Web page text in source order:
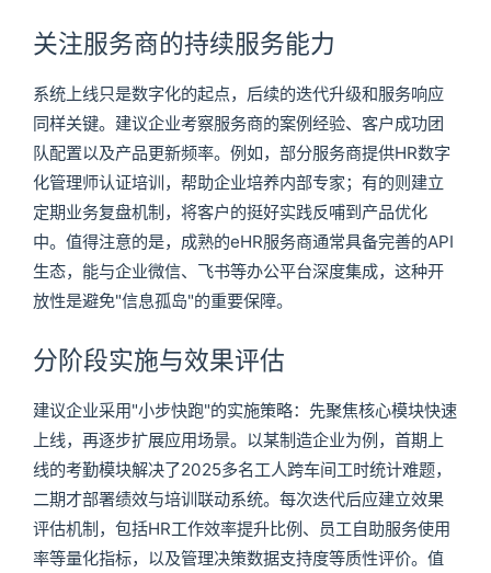
关注服务商的持续服务能力
系统上线只是数字化的起点，后续的迭代升级和服务响应
同样关键。建议企业考察服务商的案例经验、客户成功团
队配置以及产品更新频率。例如，部分服务商提供HR数字
化管理师认证培训，帮助企业培养内部专家；有的则建立
定期业务复盘机制，将客户的挺好实践反哺到产品优化
中。值得注意的是，成熟的eHR服务商通常具备完善的API
生态，能与企业微信、飞书等办公平台深度集成，这种开
放性是避免"信息孤岛"的重要保障。
分阶段实施与效果评估
建议企业采用"小步快跑"的实施策略：先聚焦核心模块快速
上线，再逐步扩展应用场景。以某制造企业为例，首期上
线的考勤模块解决了2025多名工人跨车间工时统计难题，
二期才部署绩效与培训联动系统。每次迭代后应建立效果
评估机制，包括HR工作效率提升比例、员工自助服务使用
率等量化指标，以及管理决策数据支持度等质性评价。值